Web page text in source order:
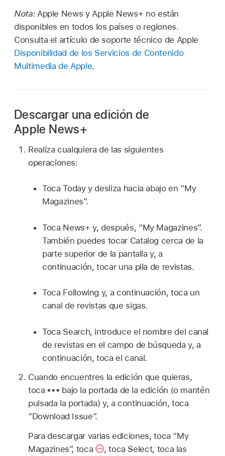
Nota: Apple News y Apple News+ no están
disponibles en todos los países o regiones.
Consulta el artículo de soporte técnico de Apple
Disponibilidad de los Servicios de Contenido
Multimedia de Apple.
Descargar una edición de
Apple News+
Realiza cualquiera de las siguientes
operaciones:
Toca Today y desliza hacia abajo en “My
Magazines”.
Toca News+ y, después, “My Magazines”.
También puedes tocar Catalog cerca de la
parte superior de la pantalla y, a
continuación, tocar una pila de revistas.
Toca Following y, a continuación, toca un
canal de revistas que sigas.
Toca Search, introduce el nombre del canal
de revistas en el campo de búsqueda y, a
continuación, toca el canal.
Cuando encuentres la edición que quieras,
toca
bajo la portada de la edición (o mantén
pulsada la portada) y, a continuación, toca
“Download Issue”.
Para descargar varias ediciones, toca “My
Magazines”, toca
,toca Select, toca las